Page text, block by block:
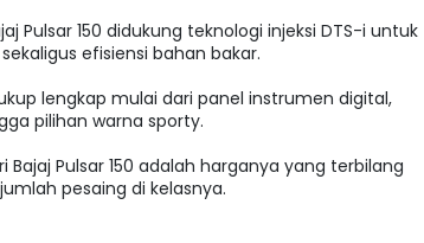
Pulsar 150 didukung teknologi injeksi DTS-i untuk
efisiensi bahan bakar.
lengkap mulai dari panel instrumen digital,
pilihan warna sporty.
Bajaj Pulsar 150 adalah harganya yang terbilang
pesaing di kelasnya.